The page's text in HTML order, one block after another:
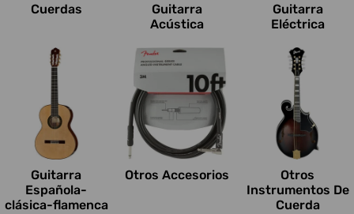
Cuerdas
Guitarra
Acústica
Guitarra
Eléctrica
Guitarra
Española-
clásica-flamenca
Otros Accesorios
Otros
Instrumentos De
Cuerda